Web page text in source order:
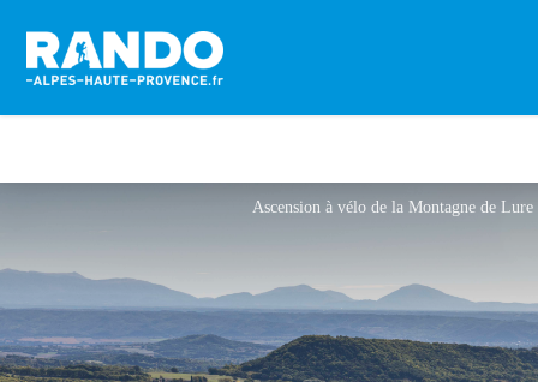
Ascension à vélo de la Montagne de